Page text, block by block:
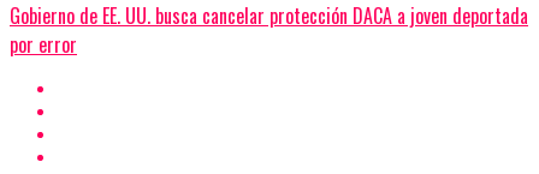
Gobierno de EE. UU. busca cancelar protección DACA a joven deportada
por error